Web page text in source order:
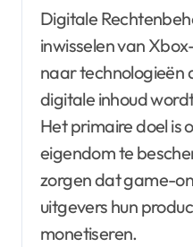
Digitale
inwisselen van
naar technologieën
digitale inhoud
Het primaire doel is
eigendom te
zorgen dat game-
uitgevers hun
monetiseren.